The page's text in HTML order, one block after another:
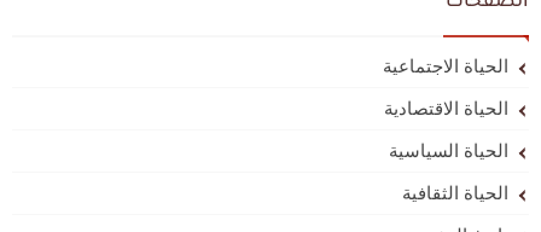
الحياة الاجتماعية
الحياة الاقتصادية
الحياة السياسية
الحياة الثقافية